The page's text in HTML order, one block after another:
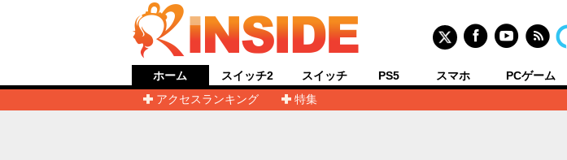
ホーム
アクセスランキング
特集
スイッチ2 スイッチ PS5 スマホ PCゲーム